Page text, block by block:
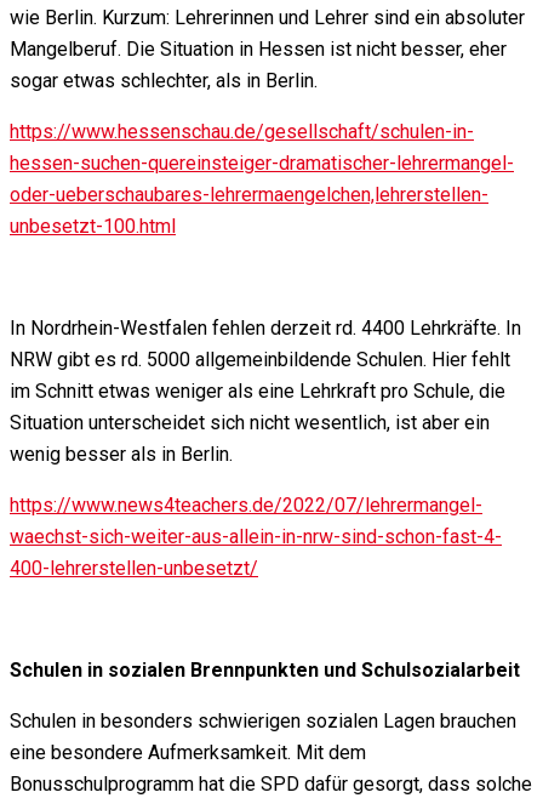
wie Berlin. Kurzum: Lehrerinnen und Lehrer sind ein absoluter
Mangelberuf. Die Situation in Hessen ist nicht besser, eher
sogar etwas schlechter, als in Berlin.
https://www.hessenschau.de/gesellschaft/schulen-in-
hessen-suchen-quereinsteiger-dramatischer-lehrermangel-
oder-ueberschaubares-lehrermaengelchen,lehrerstellen-
unbesetzt-100.html
In Nordrhein-Westfalen fehlen derzeit rd. 4400 Lehrkräfte. In
NRW gibt es rd. 5000 allgemeinbildende Schulen. Hier fehlt
im Schnitt etwas weniger als eine Lehrkraft pro Schule, die
Situation unterscheidet sich nicht wesentlich, ist aber ein
wenig besser als in Berlin.
https://www.news4teachers.de/2022/07/lehrermangel-
waechst-sich-weiter-aus-allein-in-nrw-sind-schon-fast-4-
400-lehrerstellen-unbesetzt/
Schulen in sozialen Brennpunkten und Schulsozialarbeit
Schulen in besonders schwierigen sozialen Lagen brauchen
eine besondere Aufmerksamkeit. Mit dem
Bonusschulprogramm hat die SPD dafür gesorgt, dass solche